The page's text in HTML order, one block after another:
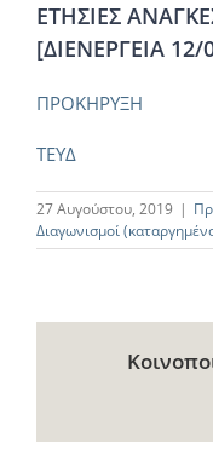
ΕΤΗΣΙΕΣ
[ΔΙΕΝΕΡΓΕΙΑ 12/
ΠΡΟΚΗΡΥΞΗ
ΤΕΥΔ
27 Αυγούστου, 2019 |
Διαγωνισμοί